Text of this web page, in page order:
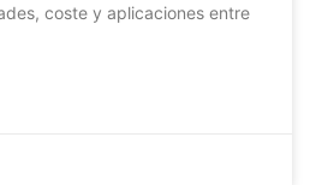
coste y aplicaciones entre